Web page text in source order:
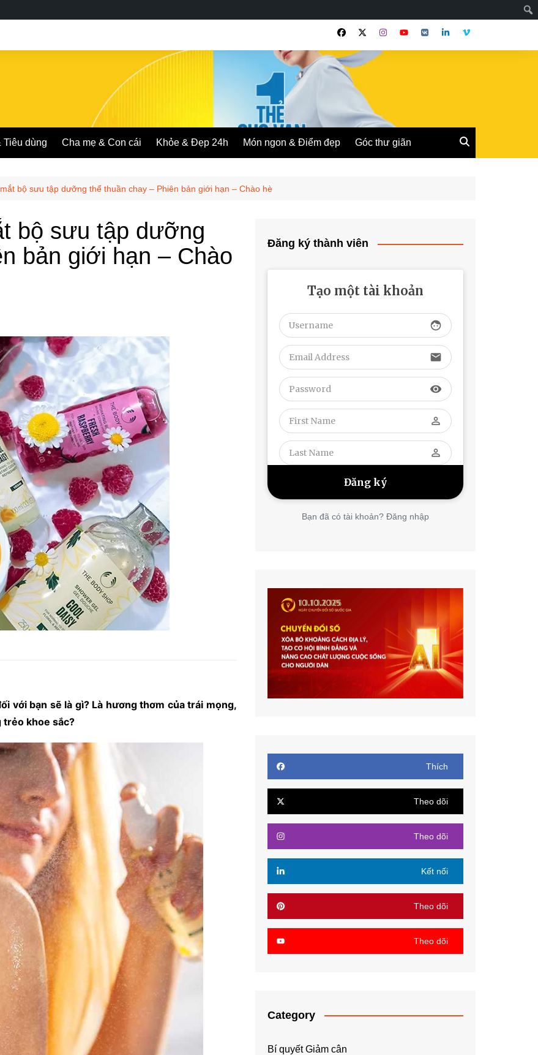
Tiêu dùng Cha mẹ & Con cái Khỏe & Đẹp 24h Món ngon & Điểm đẹp Góc thư giãn
bộ sưu tập dưỡng thể thuần chay – Phiên bản giới hạn – Chào hè
bộ sưu tập dưỡng
bản giới hạn – Chào
với bạn sẽ là gì? Là hương thơm của trái mọng,
trẻo khoe sắc?
Đăng ký thành viên
Tạo một tài khoản
face
email
visibility
perm_identity
perm_identity
Bạn đã có tài khoản? Đăng nhập
Thích
Theo dõi
Theo dõi
Kết nối
Theo dõi
Theo dõi
Category
Bí quyết Giảm cân